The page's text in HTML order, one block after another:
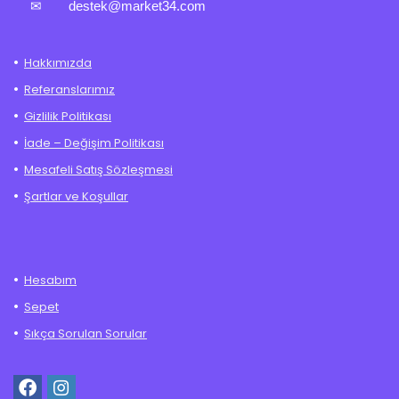
✉ destek@market34.com
Hakkımızda
Referanslarımız
Gizlilik Politikası
İade – Değişim Politikası
Mesafeli Satış Sözleşmesi
Şartlar ve Koşullar
Hesabım
Sepet
Sıkça Sorulan Sorular